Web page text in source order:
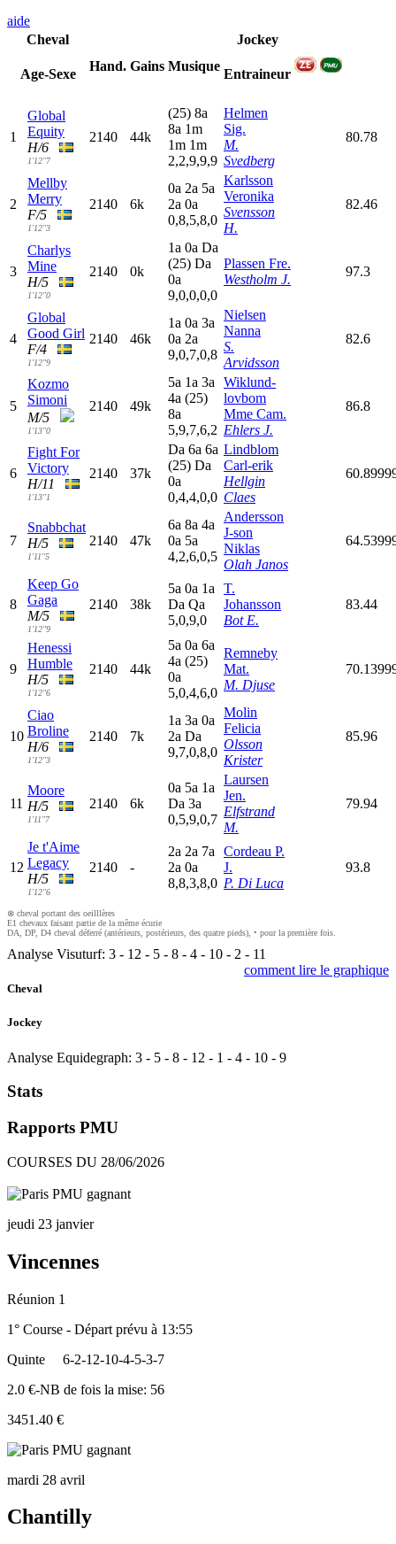
aide
Cheval
Age-Sexe
Hand. Gains Musique
Jockey
Entraineur
1
Global
Equity
H/6
1'12"7
2140 44k
(25) 8a
8a 1m
1m 1m
2,2,9,9,9
Helmen
Sig.
M.
Svedberg
80.78
2
Mellby
Merry
F/5
1'12"3
2140 6k
0a 2a 5a
2a 0a
0,8,5,8,0
Karlsson
Veronika
Svensson
H.
82.46
3
Charlys
Mine
H/5
1'12"0
2140 0k
1a 0a Da
(25) Da
0a
9,0,0,0,0
Plassen Fre.
Westholm J.
97.3
4
Global
Good Girl
F/4
1'12"9
2140 46k
1a 0a 3a
0a 2a
9,0,7,0,8
Nielsen
Nanna
S.
Arvidsson
82.6
5
Kozmo
Simoni
M/5
1'13"0
2140 49k
5a 1a 3a
4a (25)
8a
5,9,7,6,2
Wiklund-
lovbom
Mme Cam.
Ehlers J.
86.8
6
Fight For
Victory
H/11
1'13"1
2140 37k
Da 6a 6a
(25) Da
0a
0,4,4,0,0
Lindblom
Carl-erik
Hellgin
Claes
7
Snabbchat
H/5
1'11"5
2140 47k
6a 8a 4a
0a 5a
4,2,6,0,5
Andersson
J-son
Niklas
Olah Janos
8
Keep Go
Gaga
M/5
1'12"9
2140 38k
5a 0a 1a
Da Qa
5,0,9,0
T.
Johansson
Bot E.
83.44
9
Henessi
Humble
H/5
1'12"6
2140 44k
5a 0a 6a
4a (25)
0a
5,0,4,6,0
Remneby
Mat.
M. Djuse
10
Ciao
Broline
H/6
1'12"3
2140 7k
1a 3a 0a
2a Da
9,7,0,8,0
Molin
Felicia
Olsson
Krister
85.96
11
Moore
H/5
1'11"7
2140 6k
0a 5a 1a
Da 3a
0,5,9,0,7
Laursen
Jen.
Elfstrand
M.
79.94
12
Je t'Aime
Legacy
H/5
1'12"6
2140 -
2a 2a 7a
2a 0a
8,8,3,8,0
Cordeau P.
J.
P. Di Luca
93.8
⊗ cheval portant des oeilllères
E1 chevaux faisant partie de la même écurie
DA, DP, D4 cheval déferré (antérieurs, postérieurs, des quatre pieds), • pour la première fois.
Analyse Visuturf: 3 - 12 - 5 - 8 - 4 - 10 - 2 - 11
comment lire le graphique
Cheval
Jockey
Analyse Equidegraph: 3 - 5 - 8 - 12 - 1 - 4 - 10 - 9
Stats
Rapports PMU
COURSES DU 28/06/2026
jeudi 23 janvier
Vincennes
Réunion 1
1° Course - Départ prévu à 13:55
Quinte
6-2-12-10-4-5-3-7
2.0 €-NB de fois la mise: 56
3451.40 €
mardi 28 avril
Chantilly